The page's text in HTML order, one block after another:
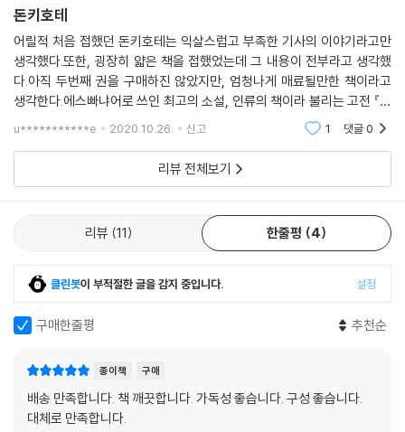
충성을 바칠 이상형 여인 “엘 또보소의 둘시네아”로 명명하고 그녀의 명예
를 지키기 위해 세상의 불의와 싸운다. 작품 속에서 둘시네아는 미모와 덕
성으로써 돈 끼호떼에게 계속해서 영감을 불러일으키는 존재이지만, 실제
로 그녀가 등장하는 장면은 한군데도 없다는 것도 역설적인 대목이다. 돈
끼호떼와 싼초 빤사는 가지각색의 천신만고 끝에 마침내 고향으로 돌아온
2권에서 두 사람은 다시 출정해 모험을 벌이는데, 이 과정에서 두 사람의
성격은 변모하기 시작한다. 단순하고 어리석은 싼초 빤사는 애초에 자신의
어디에도 없음을 알면서도 세상의 부를 거머쥐기 위해 모험을 계속하는 현
실적인 인물이다. 그러나 2권에서 돈 끼호떼는 점차 기사소설의 미몽에서
고 소통하는 과정에서 점차 그의 이상주의를 닮아가며 급기야는 임종을 앞
둔 돈 끼호떼에게 죽지 말고 네번째 출정에 나설 것을 간청하기까지 한다.
이처럼 소설의 전개과정에서 돈 끼호떼와 싼초의 현실주의는 극적인 반전
실과 허구 사이의 경계도 희미해진다. 『돈 끼호떼』의 탁월함은 바로 이러
한 인물의 역동적 성격화에 토대하고 있다. 그리고 이러한 역동적 성격화
에는 현실은 정적이고 고착화된 실체가 아니라 끊임없이 변화하는 역동적
돈키호테
어릴적 처음 접했던 돈키호테는 익살스럽고 부족한 기사의 이야기라고만
생각했다.또한, 굉장히 얇은 책을 접했었는데 그 내용이 전부라고 생각했
다.아직 두번째 권을 구매하진 않았지만, 엄청나게 매료될만한 책이라고
생각한다.에스빠냐어로 쓰인 최고의 소설, 인류의 책이라 불리는 고전 『돈
끼호떼』를 에스빠냐어 원전에서 완역했다. 이야기는 허무맹랑한 중세 기
u***********e 2020.10.26. 신고 1 댓글0
리뷰 전체보기
리뷰 11 한줄평 4
클린봇이 부적절한 글을 감지 중입니다. 설정
구매한줄평 추천순
종이책 구매
배송 만족합니다. 책 깨끗합니다. 가독성 좋습니다. 구성 좋습니다.
대체로 만족합니다.